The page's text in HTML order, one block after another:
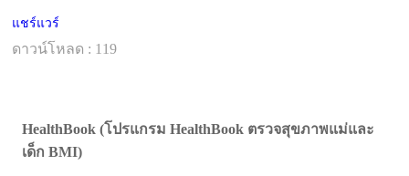
แชร์แวร์
ดาวน์โหลด : 119
HealthBook (โปรแกรม HealthBook ตรวจสุขภาพแม่และ
เด็ก BMI)